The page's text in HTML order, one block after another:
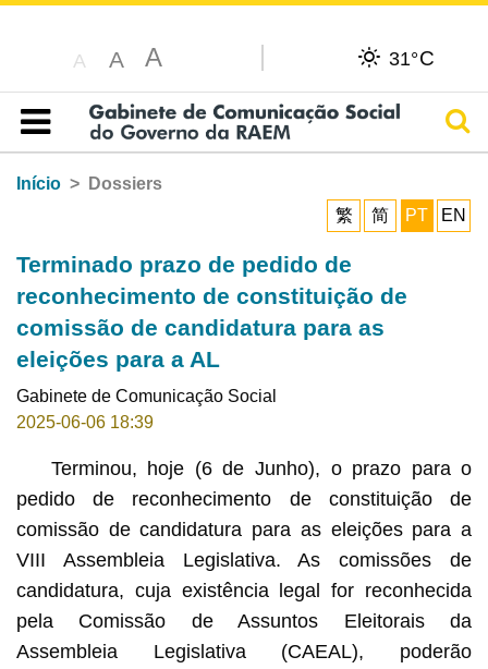
A A A 31°C
Índice
Início
Dossiers
繁
简 PT EN
Terminado prazo de pedido de
reconhecimento de constituição de
comissão de candidatura para as
eleições para a AL
Gabinete de Comunicação Social
2025-06-06 18:39
Terminou, hoje (6 de Junho), o prazo para o
pedido de reconhecimento de constituição de
comissão de candidatura para as eleições para a
VIII Assembleia Legislativa. As comissões de
candidatura, cuja existência legal for reconhecida
pela Comissão de Assuntos Eleitorais da
Assembleia Legislativa (CAEAL), poderão